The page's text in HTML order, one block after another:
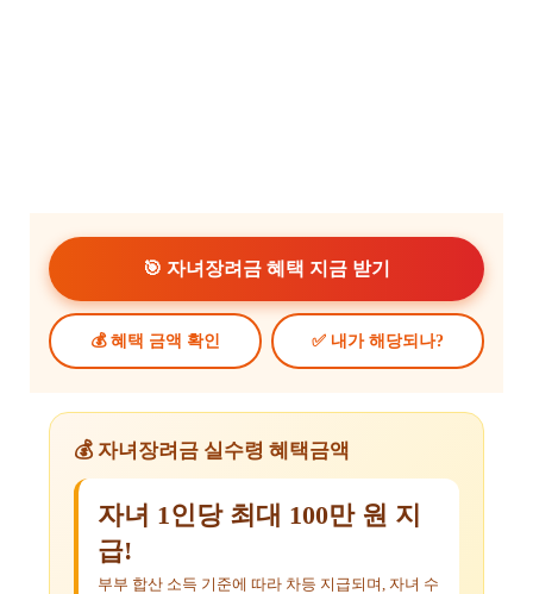
🎯 자녀장려금 혜택 지금 받기
💰 혜택 금액 확인 ✅ 내가 해당되나?
💰 자녀장려금 실수령 혜택금액
자녀 1인당 최대 100만 원 지
급!
부부 합산 소득 기준에 따라 차등 지급되며, 자녀 수